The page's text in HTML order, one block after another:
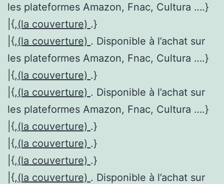
les plateformes Amazon, Fnac, Cultura ….}
|{,(la couverture) .}
|{,(la couverture) . Disponible à l’achat sur
les plateformes Amazon, Fnac, Cultura ….}
|{,(la couverture) .}
|{,(la couverture) . Disponible à l’achat sur
les plateformes Amazon, Fnac, Cultura ….}
|{,(la couverture) .}
|{,(la couverture) .}
|{,(la couverture) .}
|{,(la couverture) . Disponible à l’achat sur